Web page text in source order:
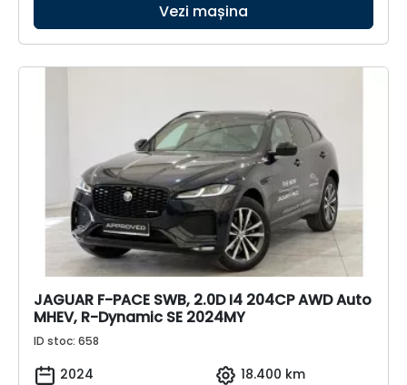
Vezi mașina
JAGUAR F-PACE SWB, 2.0D I4 204CP AWD Auto
MHEV, R-Dynamic SE 2024MY
ID stoc: 658
2024
18.400 km